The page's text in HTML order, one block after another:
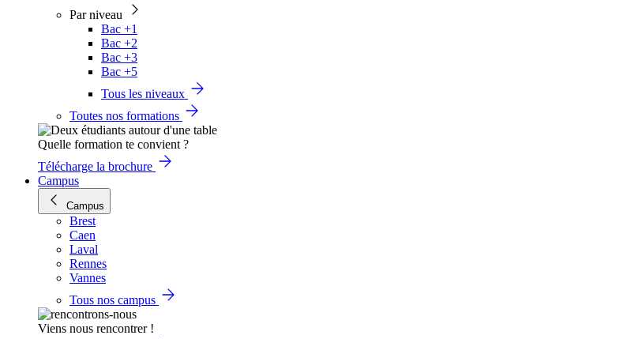
Par niveau
Bac +1
Bac +2
Bac +3
Bac +5
Tous les niveaux
Toutes nos formations
Quelle formation te convient ?
Télécharge la brochure
Campus
Campus
Brest
Caen
Laval
Rennes
Vannes
Tous nos campus
Viens nous rencontrer !